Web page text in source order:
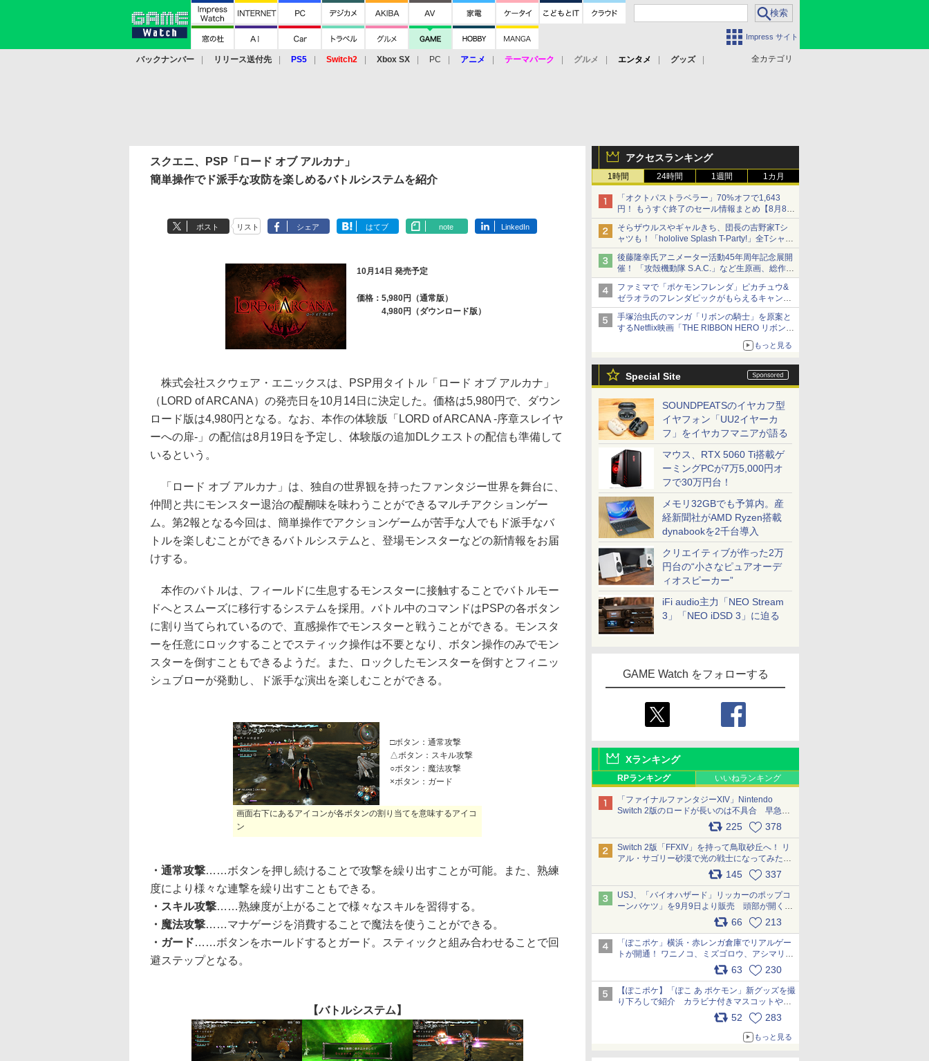
Impress サイト
全カテゴリ
バックナンバー リリース送付先 PS5 Switch2 Xbox SX PC アニメ テーマパーク グルメ エンタメ
グッズ
アクセスランキング
1時間 24時間 1週間 1カ月
「オクトパストラベラー」70%オフで1,643
円！ もうすぐ終了のセール情報まとめ【8月8日
更新】
ニンテンドーeショップでは「大神 絶景版」が
67%オフで990円
そらザウルスやギャルきち、団長の吉野家Tシ
ャツも！「hololive Splash T-Party!」全Tシャツ
ラインナップ公開＆オンライン販売開始
後藤隆幸氏アニメーター活動45年周年記念展開
催！ 「攻殻機動隊 S.A.C.」など生原画、総作画
監督修正が展示
ファミマで「ポケモンフレンダ」ピカチュウ&
ゼラオラのフレンダピックがもらえるキャンペ
ーン開催！
手塚治虫氏のマンガ「リボンの騎士」を原案と
するNetflix映画「THE RIBBON HERO リボンヒ
もっと見る
Special Site
SOUNDPEATSのイヤカフ型
イヤフォン「UU2イヤーカ
フ」をイヤカフマニアが語る
マウス、RTX 5060 Ti搭載ゲ
ーミングPCが7万5,000円オ
フで30万円台！
メモリ32GBでも予算内。産
経新聞社がAMD Ryzen搭載
dynabookを2千台導入
クリエイティブが作った2万
円台の“小さなピュアオーデ
ィオスピーカー”
iFi audio主力「NEO Stream
3」「NEO iDSD 3」に迫る
GAME Watch をフォローする
Xランキング
RPランキング いいねランキング
「ファイナルファンタジーXIV」Nintendo
Switch 2版のロードが長いのは不具合 早急に
アップデートできるよう対応中225 378
Switch 2版「FFXIV」を持って鳥取砂丘へ！ リ
アル・サゴリー砂漠で光の戦士になってみた
145 337
USJ、「バイオハザード」リッカーのポップコ
ーンバケツ」を9月9日より販売 頭部が開く仕
組み。味は恐怖を堪のう「味噌フレーバー」
66 213
「ぽこポケ」横浜・赤レンガ倉庫でリアルゲー
トが開通！ ワニノコ、ミズゴロウ、アシマリ登
場シーンをレポート pic.x.com/LDgEByVl6D
63 230
【ぽこポケ】「ぽこ あ ポケモン」新グッズを撮
り下ろしで紹介 カラビナ付きマスコットやス
52 283
もっと見る
スクエニ、PSP「ロード オブ アルカナ」
簡単操作でド派手な攻防を楽しめるバトルシステムを紹介
ポスト リスト シェア はてブ note LinkedIn
10月14日 発売予定
価格：5,980円（通常版）
4,980円（ダウンロード版）
株式会社スクウェア・エニックスは、PSP用タイトル「ロード オブ アルカナ」
（LORD of ARCANA）の発売日を10月14日に決定した。価格は5,980円で、ダウン
ロード版は4,980円となる。なお、本作の体験版「LORD of ARCANA -序章スレイヤ
ーへの扉-」の配信は8月19日を予定し、体験版の追加DLクエストの配信も準備して
いるという。
「ロード オブ アルカナ」は、独自の世界観を持ったファンタジー世界を舞台に、
仲間と共にモンスター退治の醍醐味を味わうことができるマルチアクションゲー
ム。第2報となる今回は、簡単操作でアクションゲームが苦手な人でもド派手なバ
トルを楽しむことができるバトルシステムと、登場モンスターなどの新情報をお届
けする。
本作のバトルは、フィールドに生息するモンスターに接触することでバトルモー
ドへとスムーズに移行するシステムを採用。バトル中のコマンドはPSPの各ボタン
に割り当てられているので、直感操作でモンスターと戦うことができる。モンスタ
ーを任意にロックすることでスティック操作は不要となり、ボタン操作のみでモン
スターを倒すこともできるようだ。また、ロックしたモンスターを倒すとフィニッ
シュブローが発動し、ド派手な演出を楽しむことができる。
□ボタン：通常攻撃
△ボタン：スキル攻撃
○ボタン：魔法攻撃
×ボタン：ガード
画面右下にあるアイコンが各ボタンの割り当てを意味するアイコ
ン
・通常攻撃……ボタンを押し続けることで攻撃を繰り出すことが可能。また、熟練
度により様々な連撃を繰り出すこともできる。
・スキル攻撃……熟練度が上がることで様々なスキルを習得する。
・魔法攻撃……マナゲージを消費することで魔法を使うことができる。
・ガード……ボタンをホールドするとガード。スティックと組み合わせることで回
避ステップとなる。
【バトルシステム】